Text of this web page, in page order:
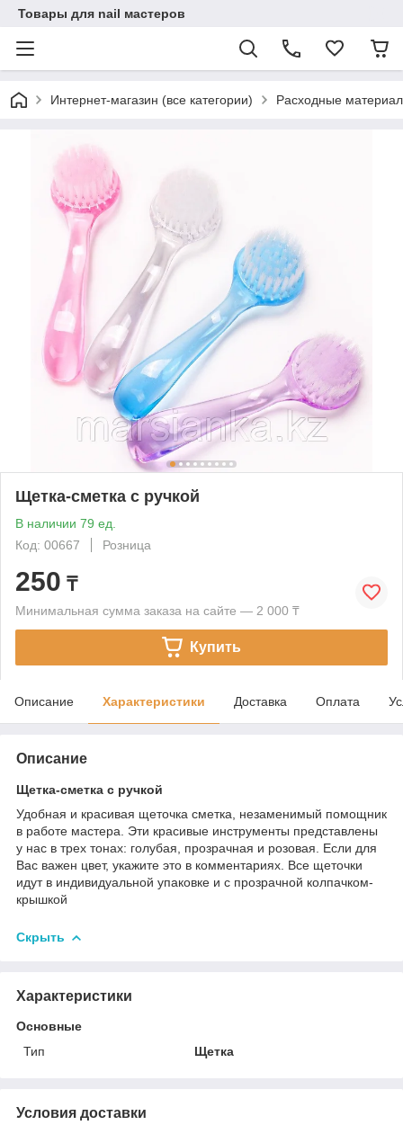
Товары для nail мастеров
Интернет-магазин (все категории) Расходные
Щетка-сметка с ручкой
В наличии 79 ед.
Код: 00667
Розница
250 ₸
Минимальная сумма заказа на сайте — 2 000 ₸
Купить
Описание Характеристики Доставка Оплата
Описание
Щетка-сметка с ручкой
Удобная и красивая щеточка сметка, незаменимый помощник
в работе мастера. Эти красивые инструменты представлены
у нас в трех тонах: голубая, прозрачная и розовая. Если для
Вас важен цвет, укажите это в комментариях. Все щеточки
идут в индивидуальной упаковке и с прозрачной колпачком-
крышкой
Скрыть
Характеристики
Основные
Тип
Щетка
Условия доставки